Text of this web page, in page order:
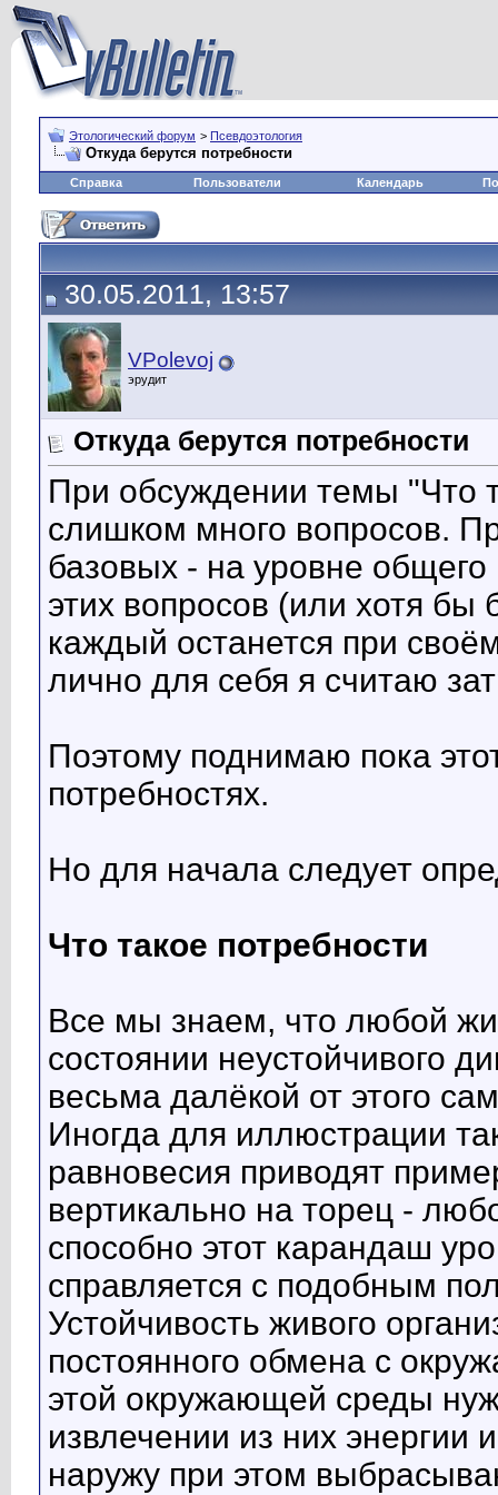
Этологический форум > Псевдоэтология
Откуда берутся потребности
Справка Пользователи Календарь
30.05.2011, 13:57
VPolevoj
эрудит
Откуда берутся потребности
При обсуждении темы "Что
слишком много вопросов.
базовых - на уровне
этих вопросов (или хотя бы
каждый останется при
лично для себя я считаю
Поэтому поднимаю пока
потребностях.
Но для начала следует
Что такое потребности
Все мы знаем, что любой
состоянии неустойчивого
весьма далёкой от этого
Иногда для иллюстрации
равновесия приводят
вертикально на торец -
способно этот карандаш
справляется с подобным
Устойчивость живого
постоянного обмена с
этой окружающей среды
извлечении из них энергии
наружу при этом